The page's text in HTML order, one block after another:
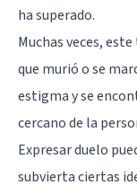
ha superado.
Muchas veces,
que murió o se
estigmay se
cercano de la
Expresar duelo
subvierta ciertas